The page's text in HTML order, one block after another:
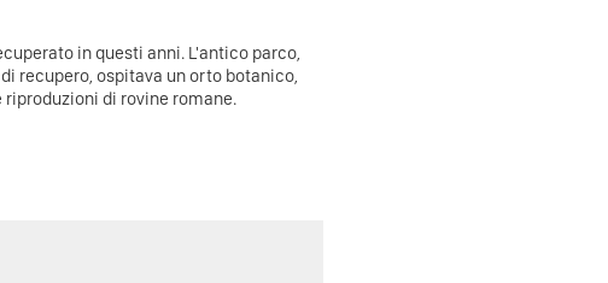
in questi anni. L'antico parco,
recupero, ospitava un orto botanico,
di rovine romane.